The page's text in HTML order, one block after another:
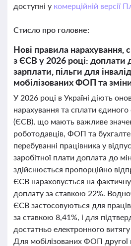
доступні у комерційній версії
Стисло про головне:
Нові правила нарахування,
з ЄСВ у 2026 році: доплати
зарплати, пільги для
мобілізованих ФОП та зміни
У 2026 році в Україні діють
нарахування та сплати єдиного
(ЄСВ), що мають важливе
роботодавців, ФОП та
перебуванні працівника у
заробітної плати доплата до
здійснюється пропорційно
ЄСВ нараховується на
доплату за ставкою 22%.
ЄСВ застосовуються для
за ставкою 8,41%, і для
достатньо електронного
Для мобілізованих ФОП другої